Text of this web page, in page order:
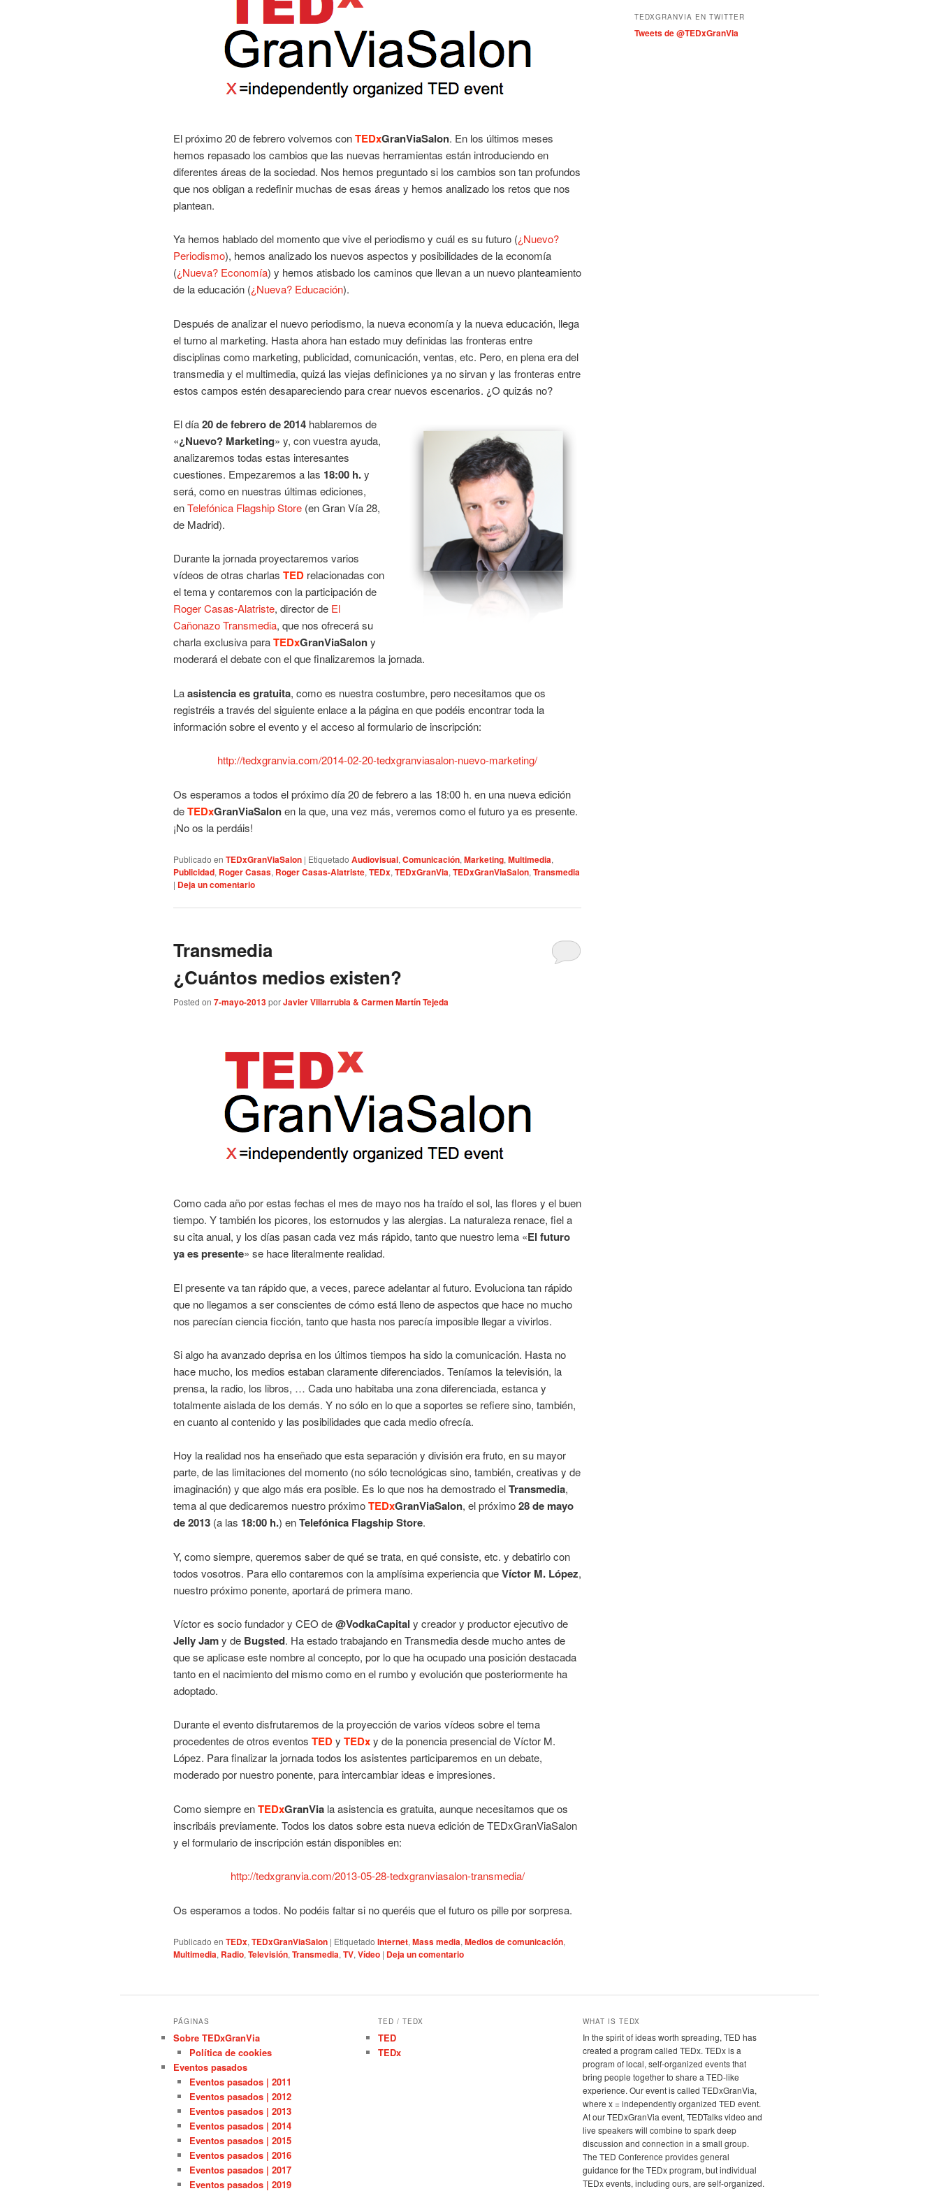
El próximo 20 de febrero volvemos conTEDxGranViaSalon. En los últimos meses
hemos repasado los cambios que las nuevas herramientas están introduciendo en
diferentes áreas de la sociedad. Nos hemos preguntado si los cambios son tan profundos
que nos obligan a redefinir muchas de esas áreas y hemos analizado los retos que nos
plantean.
Ya hemos hablado del momento que vive el periodismo y cuál es su futuro (¿Nuevo?
Periodismo), hemos analizado los nuevos aspectos y posibilidades de la economía
(¿Nueva? Economía) y hemos atisbado los caminos que llevan a un nuevo planteamiento
de la educación (¿Nueva? Educación).
Después de analizar el nuevo periodismo, la nueva economía y la nueva educación, llega
el turno al marketing. Hasta ahora han estado muy definidas las fronteras entre
disciplinas como marketing, publicidad, comunicación, ventas, etc. Pero, en plena era del
transmedia y el multimedia, quizá las viejas definiciones ya no sirvan y las fronteras entre
estos campos estén desapareciendo para crear nuevos escenarios. ¿O quizás no?
El día20 de febrero de 2014 hablaremos de
«¿Nuevo? Marketing» y, con vuestra ayuda,
analizaremos todas estas interesantes
cuestiones. Empezaremos a las 18:00 h.y
será, como en nuestras últimas ediciones,
enTelefónica Flagship Store (en Gran Vía 28,
de Madrid).
Durante la jornada proyectaremos varios
vídeos de otras charlas TED relacionadas con
el tema y contaremos con la participación de
Roger Casas-Alatriste, director de El
Cañonazo Transmedia, que nos ofrecerá su
charla exclusiva paraTEDxGranViaSalony
moderará el debate con el que finalizaremos la jornada.
Laasistencia es gratuita, como es nuestra costumbre, pero necesitamos que os
registréis a través del siguiente enlace a la página en que podéis encontrar toda la
información sobre el evento y el acceso al formulario de inscripción:
http://tedxgranvia.com/2014-02-20-tedxgranviasalon-nuevo-marketing/
Os esperamos a todos el próximo día 20 de febrero a las 18:00 h. en una nueva edición
deTEDxGranViaSalonen la que, una vez más, veremos como el futuro ya es presente.
¡No os la perdáis!
Publicado en TEDxGranViaSalon | Etiquetado Audiovisual, Comunicación, Marketing, Multimedia,
Publicidad, Roger Casas, Roger Casas-Alatriste, TEDx, TEDxGranVia, TEDxGranViaSalon, Transmedia
| Deja un comentario
Transmedia
¿Cuántos medios existen?
Posted on 7-mayo-2013porJavier Villarrubia & Carmen Martín Tejeda
Como cada año por estas fechas el mes de mayo nos ha traído el sol, las flores y el buen
tiempo. Y también los picores, los estornudos y las alergias. La naturaleza renace, fiel a
su cita anual, y los días pasan cada vez más rápido, tanto que nuestro lema «El futuro
ya es presente» se hace literalmente realidad.
El presente va tan rápido que, a veces, parece adelantar al futuro. Evoluciona tan rápido
que no llegamos a ser conscientes de cómo está lleno de aspectos que hace no mucho
nos parecían ciencia ficción, tanto que hasta nos parecía imposible llegar a vivirlos.
Si algo ha avanzado deprisa en los últimos tiempos ha sido la comunicación. Hasta no
hace mucho, los medios estaban claramente diferenciados. Teníamos la televisión, la
prensa, la radio, los libros, … Cada uno habitaba una zona diferenciada, estanca y
totalmente aislada de los demás. Y no sólo en lo que a soportes se refiere sino, también,
en cuanto al contenido y las posibilidades que cada medio ofrecía.
Hoy la realidad nos ha enseñado que esta separación y división era fruto, en su mayor
parte, de las limitaciones del momento (no sólo tecnológicas sino, también, creativas y de
imaginación) y que algo más era posible. Es lo que nos ha demostrado elTransmedia,
tema al que dedicaremos nuestro próximoTEDxGranViaSalon, el próximo28 de mayo
de 2013 (a las 18:00 h.) enTelefónica Flagship Store.
Y, como siempre, queremos saber de qué se trata, en qué consiste, etc. y debatirlo con
todos vosotros. Para ello contaremos con la amplísima experiencia queVíctor M. López,
nuestro próximo ponente, aportará de primera mano.
Víctor es socio fundador y CEO de@VodkaCapital y creador y productor ejecutivo de
Jelly Jamy de Bugsted. Ha estado trabajando en Transmedia desde mucho antes de
que se aplicase este nombre al concepto, por lo que ha ocupado una posición destacada
tanto en el nacimiento del mismo como en el rumbo y evolución que posteriormente ha
adoptado.
Durante el evento disfrutaremos de la proyección de varios vídeos sobre el tema
procedentes de otros eventos TEDy TEDxy de la ponencia presencial de Víctor M.
López. Para finalizar la jornada todos los asistentes participaremos en un debate,
moderado por nuestro ponente, para intercambiar ideas e impresiones.
Como siempre enTEDxGranVia la asistencia es gratuita, aunque necesitamos que os
inscribáis previamente. Todos los datos sobre esta nueva edición de TEDxGranViaSalon
y el formulario de inscripción están disponibles en:
http://tedxgranvia.com/2013-05-28-tedxgranviasalon-transmedia/
Os esperamos a todos. No podéis faltar si no queréis que el futuro os pille por sorpresa.
Publicado en TEDx, TEDxGranViaSalon | Etiquetado Internet, Mass media, Medios de comunicación,
Multimedia, Radio, Televisión, Transmedia, TV, Vídeo | Deja un comentario
a
s
TEDXGRANVIA EN TWITTER
Tweets de @TEDxGranVia
PÁGINAS
Sobre TEDxGranVia
Política de cookies
Eventos pasados
Eventos pasados | 2011
Eventos pasados | 2012
Eventos pasados | 2013
Eventos pasados | 2014
Eventos pasados | 2015
Eventos pasados | 2016
Eventos pasados | 2017
Eventos pasados | 2019
TED / TEDX
TED
TEDx
WHAT IS TEDX
In the spirit of ideas worth spreading, TED has
created a program called TEDx. TEDx is a
program of local, self-organized events that
bring people together to share a TED-like
experience. Our event is called TEDxGranVia,
where x = independently organized TED event.
At our TEDxGranVia event, TEDTalks video and
live speakers will combine to spark deep
discussion and connection in a small group.
The TED Conference provides general
guidance for the TEDx program, but individual
TEDx events, including ours, are self-organized.